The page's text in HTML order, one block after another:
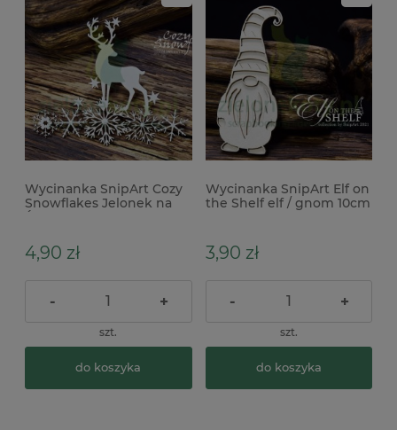
Wycinanka SnipArt Cozy
Snowflakes Jelonek na
4,90 zł
- +
szt.
do koszyka
Wycinanka SnipArt Elf on
the Shelf elf / gnom 10cm
3,90 zł
- +
szt.
do koszyka